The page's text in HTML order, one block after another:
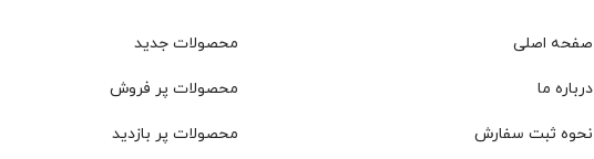
صفحه اصلی
درباره ما
نحوه ثبت سفارش
محصولات جدید
محصولات پر فروش
محصولات پر بازدید